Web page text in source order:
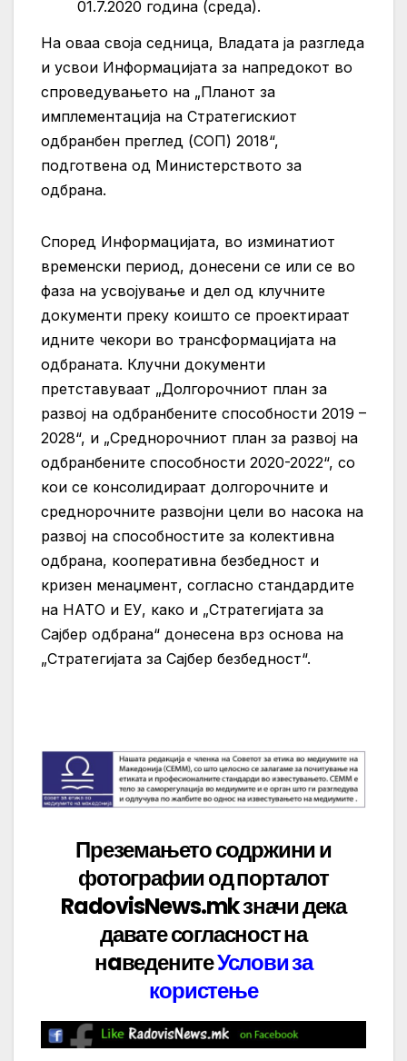
01.7.2020 година (среда).
На оваа своја седница, Владата ја разгледа
и усвои Информацијата за напредокот во
спроведувањето на „Планот за
имплементација на Стратегискиот
одбранбен преглед (СОП) 2018“,
подготвена од Министерството за
одбрана.
Според Информацијата, во изминатиот
временски период, донесени се или се во
фаза на усвојување и дел од клучните
документи преку коишто се проектираат
идните чекори во трансформацијата на
одбраната. Клучни документи
претставуваат „Долгорочниот план за
развој на одбранбените способности 2019 –
2028“, и „Среднорочниот план за развој на
одбранбените способности 2020-2022“, со
кои се консолидираат долгорочните и
среднорочните развојни цели во насока на
развој на способностите за колективна
одбрана, кооперативна безбедност и
кризен менаџмент, согласно стандардите
на НАТО и ЕУ, како и „Стратегијата за
Сајбер одбрана“ донесена врз основа на
„Стратегијата за Сајбер безбедност“.
Преземањето содржини и
фотографии од порталот
RadovisNews.mk значи дека
даватесогласност на
нaведенитеУслови за
користење